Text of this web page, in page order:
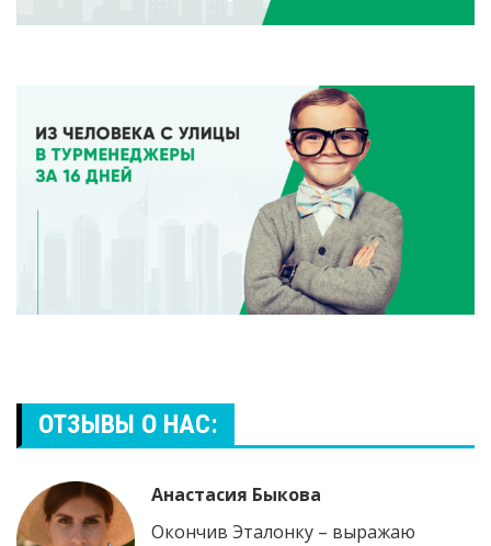
ОТЗЫВЫ О НАС:
Анастасия Быкова
Окончив Эталонку – выражаю